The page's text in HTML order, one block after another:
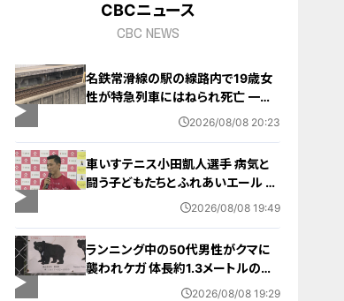
CBCニュース
CBC NEWS
名鉄常滑線の駅の線路内で19歳女
性が特急列車にはねられ死亡 一部
区間で一時運転見合わせに お盆休
2026/08/08 20:23
車いすテニス小田凱人選手 病気と
闘う子どもたちとふれあいエール ス
ポーツの楽しさ伝える 名古屋・緑区
2026/08/08 19:49
ランニング中の50代男性がクマに
襲われケガ 体長約1.3メートルのツ
キノワグマに腕や足をかまれる 「つ
2026/08/08 19:29